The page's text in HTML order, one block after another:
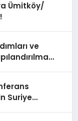
Ümitköy/
ve
Suriye